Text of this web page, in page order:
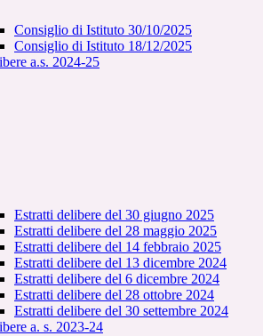
Consiglio di Istituto 30/10/2025
Consiglio di Istituto 18/12/2025
a.s. 2024-25
Estratti delibere del 30 giugno 2025
Estratti delibere del 28 maggio 2025
Estratti delibere del 14 febbraio 2025
Estratti delibere del 13 dicembre 2024
Estratti delibere del 6 dicembre 2024
Estratti delibere del 28 ottobre 2024
Estratti delibere del 30 settembre 2024
a. s. 2023-24